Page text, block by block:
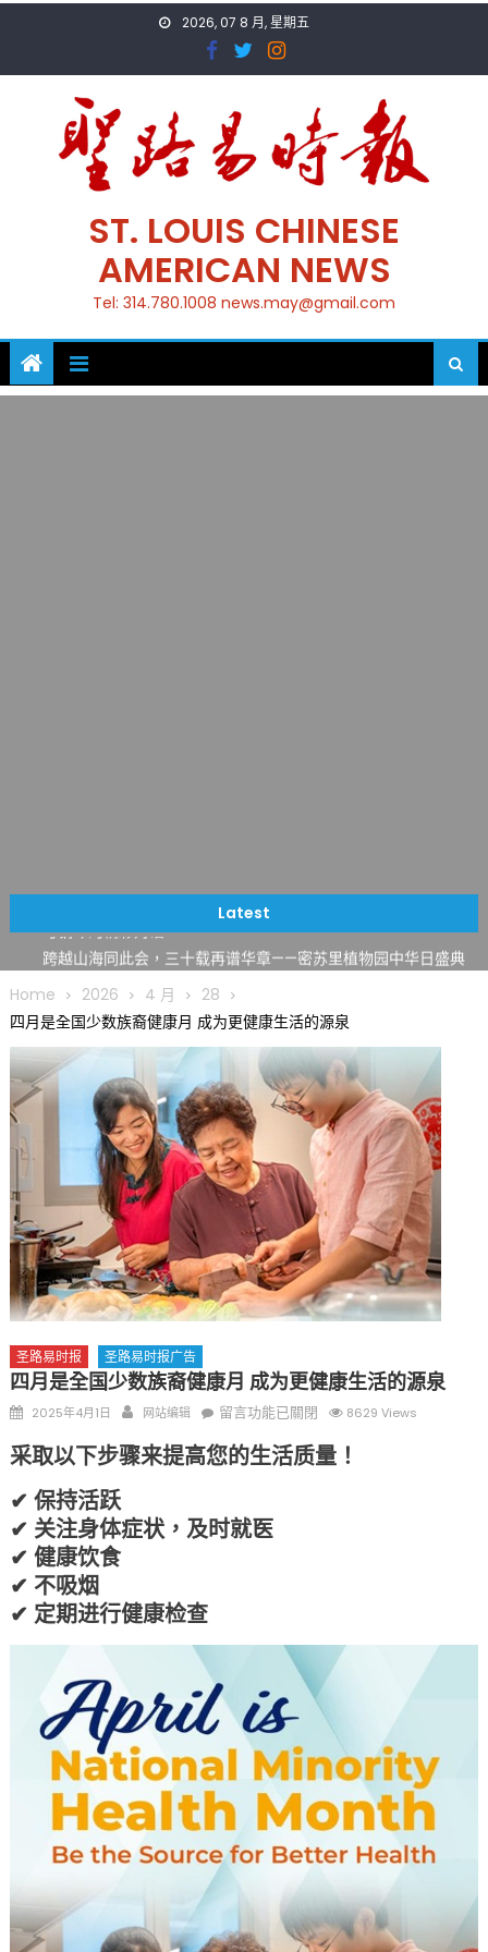
2026, 07 8 月, 星期五
ST. LOUIS CHINESE
AMERICAN NEWS
Tel: 314.780.1008 news.may@gmail.com
Latest
筝声与琴韵交汇：刘励(Li Statler)与钢琴家Darek演绎一场古筝
跨越山海同此会，三十载再谱华章——密苏里植物园中华日盛典
圣路易龙舟俱乐部5月16日龙舟体验日 邀请各界亲身体验划行乐
趣 + 水上竞速魅力
三十二载跨越时空的相逢
执掌密苏里植物园近四十年 致力推动全球植物多样性研究与中美
合作 Peter Raven 博士逝世 享年89岁
一晃三十年，初夏又相逢。中华日，等你来赴约 —— 密苏里植物
园“中华日三十周年特别报道（五）
筝声与琴韵交汇：刘励(Li Statler)与钢琴家Darek演绎一场古筝
与钢琴的精彩对话
Home 2026 4 月
28
四月是全国少数族裔健康月 成为更健康生活的源泉
圣路易时报 圣路易时报广告
四月是全国少数族裔健康月 成为更健康生活的源泉
Posted
2025年4月1日 Author
网站编辑
在
月
国
康
月
为
更
健
康
生
源
留言功能已關閉 8629 Views
采取以下步骤来提高您的生活质量！
✔ 保持活跃
✔ 关注身体症状，及时就医
✔ 健康饮食
✔ 不吸烟
✔ 定期进行健康检查